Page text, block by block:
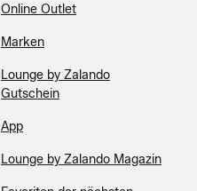
Online Outlet
Marken
Lounge by Zalando
Gutschein
App
Lounge by Zalando Magazin